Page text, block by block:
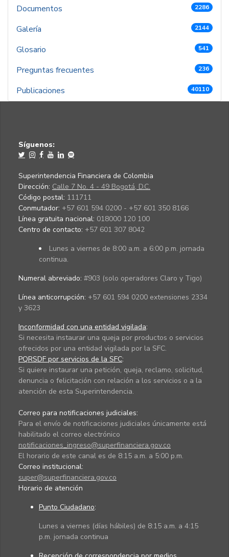
Documentos 2286
Galería 2144
Glosario 541
Preguntas frecuentes 236
Publicaciones 40110
Síguenos:
Superintendencia Financiera de Colombia
Dirección: Calle 7 No. 4 - 49 Bogotá, D.C.
Código postal: 111711
Conmutador: +57 601 594 0200 - +57 601 350 8166
Línea gratuita nacional: 018000 120 100
Centro de contacto: +57 601 307 8042
Lunes a viernes de 8:00 a.m. a 6:00 p.m. jornada
continua.
Numeral abreviado: #903 (solo operadores Claro y Tigo)
Línea anticorrupción: +57 601 594 0200 extensiones 2334
y 3623
Inconformidad con una entidad vigilada:
Si necesita instaurar una queja por productos o servicios
ofrecidos por una entidad vigilada por la SFC.
PQRSDF por servicios de la SFC:
Si quiere instaurar una petición, queja, reclamo, solicitud,
denuncia o felicitación con relación a los servicios o a la
atención de esta Superintendencia.
Correo para notificaciones judiciales:
Para el envío de notificaciones judiciales únicamente está
habilitado el correo electrónico
notificaciones_ingreso@superfinanciera.gov.co
El horario de este canal es de 8:15 a.m. a 5:00 p.m.
Correo institucional:
super@superfinanciera.gov.co
Horario de atención
Punto Ciudadano:
Lunes a viernes (días hábiles) de 8:15 a.m. a 4:15
p.m. jornada continua